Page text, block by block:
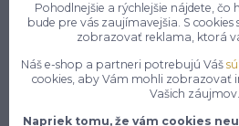
vyrobený z kvalitných
každodenному opotrebovaniu,
naše oblečenie spĺňalo najvyššie
bolo cenovo dostupné pre
Pohodlnejšie a rýchlejšie nájdete, čo
bude pre vás zaujímavejšia. S
zobrazovať reklama, ktorá
Náš e-shop a partneri potrebujú Váš
cookies, aby Vám mohli zobrazovať
Vašich záujmov.
Napriek tomu, že vám cookies